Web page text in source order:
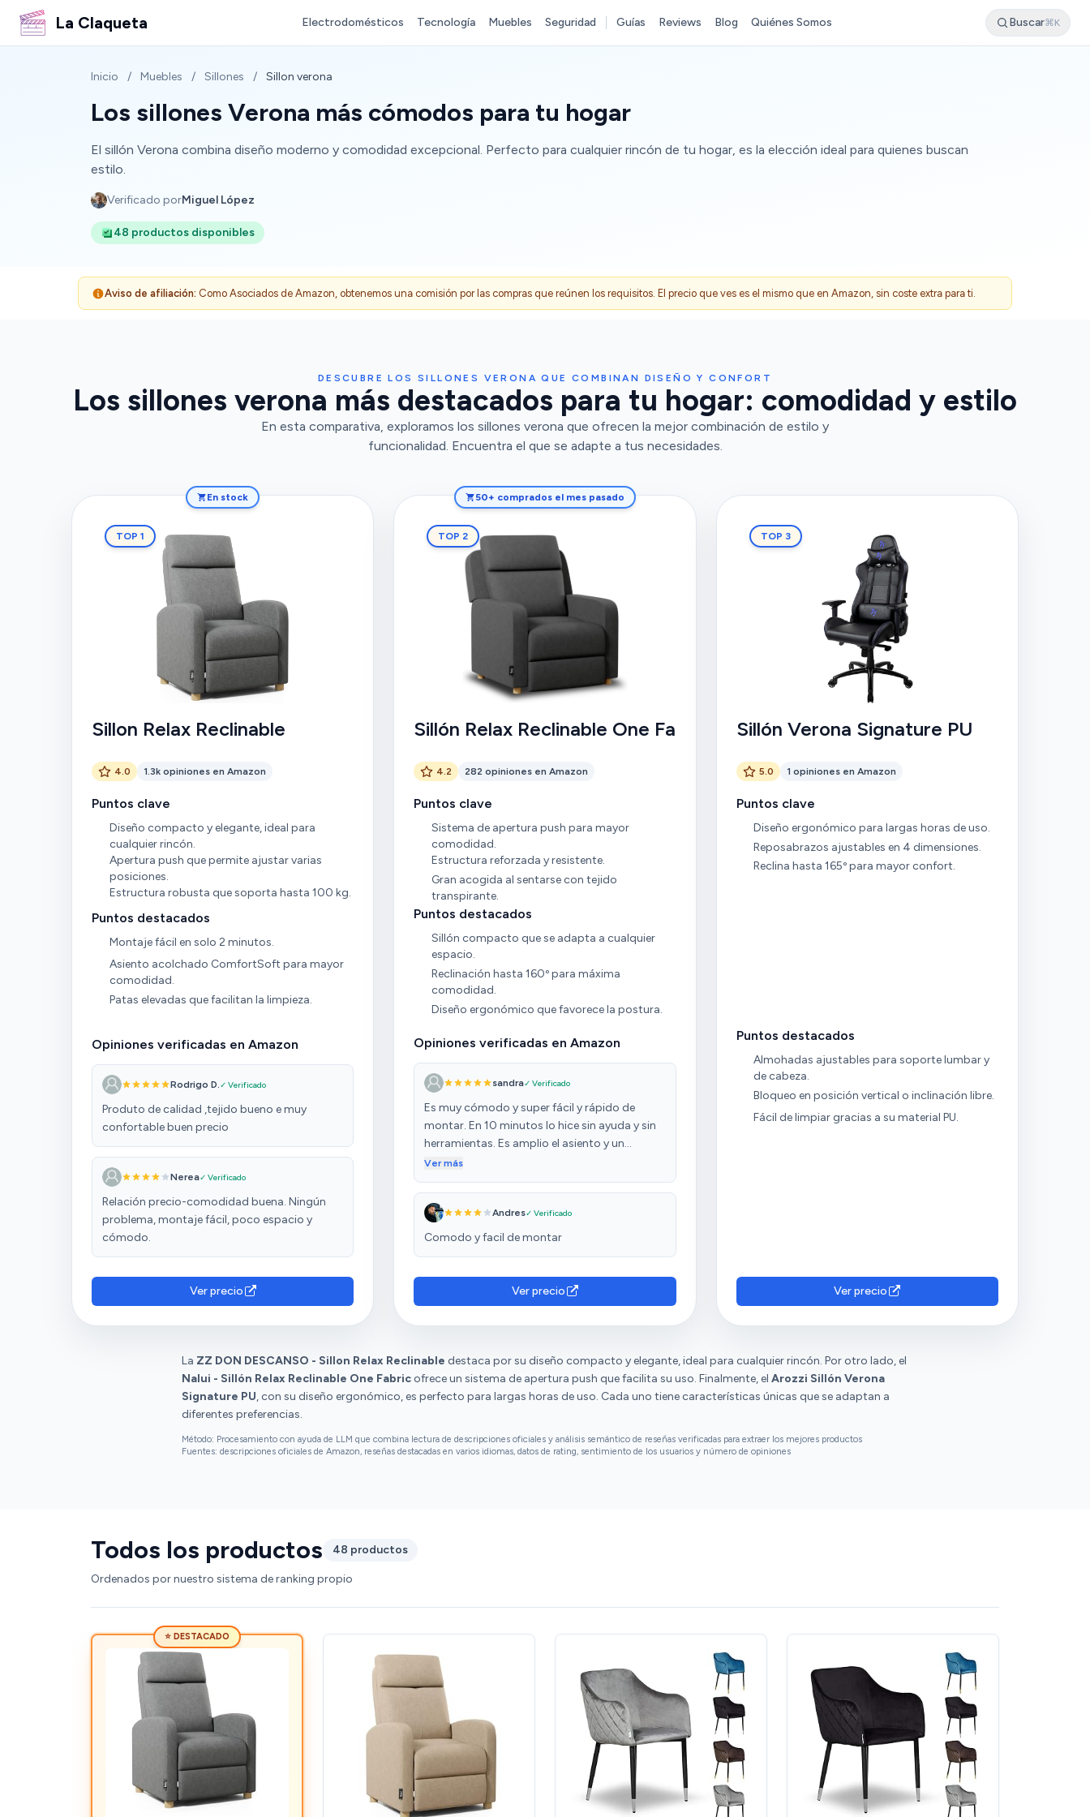
La Claqueta Electrodomésticos Tecnología Muebles Seguridad Guías Reviews Blog Quiénes Somos Buscar⌘K
Inicio / Muebles / Sillones / Sillon verona
Los sillones Verona más cómodos para tu hogar
El sillón Verona combina diseño moderno y comodidad excepcional. Perfecto para cualquier rincón de tu hogar, es la elección ideal para quienes buscan
estilo.
Verificado porMiguel López
48 productos disponibles
Aviso de afiliación: Como Asociados de Amazon, obtenemos una comisión por las compras que reúnen los requisitos. El precio que ves es el mismo que en Amazon, sin coste extra para ti.
DESCUBRE LOS SILLONES VERONA QUE COMBINAN DISEÑO Y CONFORT
Los sillones verona más destacados para tu hogar: comodidad y estilo
En esta comparativa, exploramos los sillones verona que ofrecen la mejor combinación de estilo y
funcionalidad. Encuentra el que se adapte a tus necesidades.
En stock
TOP 1
Sillon Relax Reclinable
4.0 1.3k opiniones en Amazon
Puntos clave
Diseño compacto y elegante, ideal para
cualquier rincón.
Apertura push que permite ajustar varias
posiciones.
Estructura robusta que soporta hasta 100 kg.
Puntos destacados
Montaje fácil en solo 2 minutos.
Asiento acolchado ComfortSoft para mayor
comodidad.
Patas elevadas que facilitan la limpieza.
Opiniones verificadas en Amazon
Rodrigo D.✓ Verificado
Produto de calidad ,tejido bueno e muy
confortable buen precio
Nerea✓ Verificado
Relación precio-comodidad buena. Ningún
problema, montaje fácil, poco espacio y
cómodo.
Ver precio
50+ comprados el mes pasado
TOP 2
Sillón Relax Reclinable One Fabric
4.2 282 opiniones en Amazon
Puntos clave
Sistema de apertura push para mayor
comodidad.
Estructura reforzada y resistente.
Gran acogida al sentarse con tejido
transpirante.
Puntos destacados
Sillón compacto que se adapta a cualquier
espacio.
Reclinación hasta 160º para máxima
comodidad.
Diseño ergonómico que favorece la postura.
Opiniones verificadas en Amazon
sandra✓ Verificado
Es muy cómodo y super fácil y rápido de
montar. En 10 minutos lo hice sin ayuda y sin
herramientas. Es amplio el asiento y un
respaldo muy acolchado en el cual se apoya la
de 1.70
Ver más
Andres✓ Verificado
Comodo y facil de montar
Ver precio
TOP 3
Sillón Verona Signature PU
5.0 1 opiniones en Amazon
Puntos clave
Diseño ergonómico para largas horas de uso.
Reposabrazos ajustables en 4 dimensiones.
Reclina hasta 165º para mayor confort.
Puntos destacados
Almohadas ajustables para soporte lumbar y
de cabeza.
Bloqueo en posición vertical o inclinación libre.
Fácil de limpiar gracias a su material PU.
Ver precio
La ZZ DON DESCANSO - Sillon Relax Reclinable destaca por su diseño compacto y elegante, ideal para cualquier rincón. Por otro lado, el
Nalui - Sillón Relax Reclinable One Fabric ofrece un sistema de apertura push que facilita su uso. Finalmente, el Arozzi Sillón Verona
Signature PU, con su diseño ergonómico, es perfecto para largas horas de uso. Cada uno tiene características únicas que se adaptan a
diferentes preferencias.
Método: Procesamiento con ayuda de LLM que combina lectura de descripciones oficiales y análisis semántico de reseñas verificadas para extraer los mejores productos
Fuentes: descripciones oficiales de Amazon, reseñas destacadas en varios idiomas, datos de rating, sentimiento de los usuarios y número de opiniones
Todos los productos 48 productos
Ordenados por nuestro sistema de ranking propio
⭐ DESTACADO